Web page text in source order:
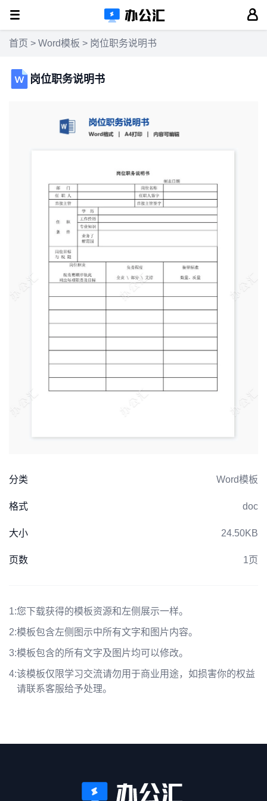
首页 > Word模板 > 岗位职务说明书
岗位职务说明书
分类 Word模板
格式 doc
大小 24.50KB
页数 1页
1:您下载获得的模板资源和左侧展示一样。
2:模板包含左侧图示中所有文字和图片内容。
3:模板包含的所有文字及图片均可以修改。
4:该模板仅限学习交流请勿用于商业用途，如损害你的权益
请联系客服给予处理。